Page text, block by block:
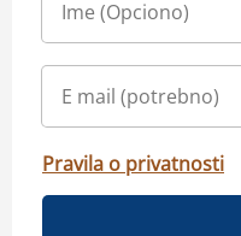
Pravila o privatnosti